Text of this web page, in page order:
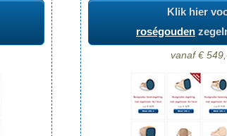
Klik hier
roségouden
vanaf €